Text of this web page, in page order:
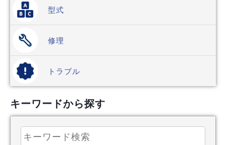
型式
修理
トラブル
キーワードから探す